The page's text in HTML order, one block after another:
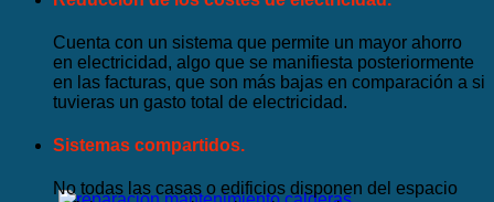
Cuenta con un sistema que permite un mayor ahorro
en electricidad, algo que se manifiesta posteriormente
en las facturas, que son más bajas en comparación a si
tuvieras un gasto total de electricidad.
Sistemas compartidos.
No todas las casas o edificios disponen del espacio